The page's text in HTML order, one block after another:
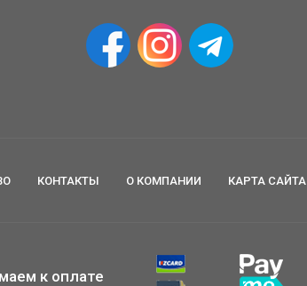
КОНТАКТЫ О КОМПАНИИ КАРТА САЙТА
к оплате